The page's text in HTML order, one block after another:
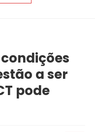
a ser
pode